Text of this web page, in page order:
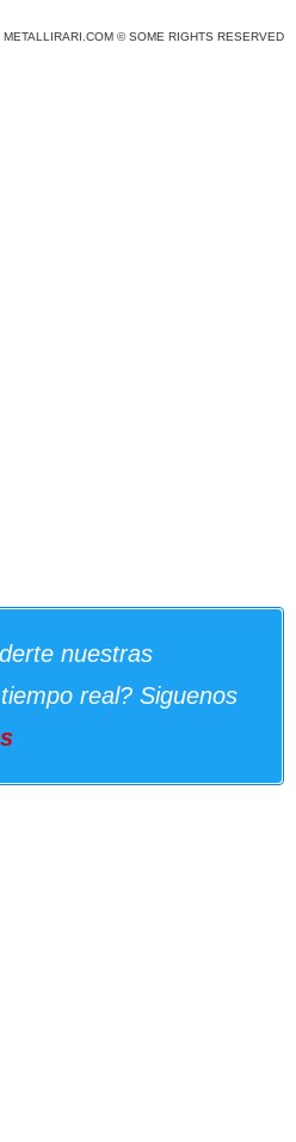
METALLIRARI.COM © SOME RIGHTS RESERVED
nuestras
real? Siguenos